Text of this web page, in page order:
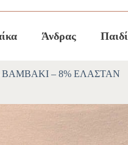
Άνδρας Παιδί
ΒΑΜΒΑΚΙ – 8% ΕΛΑΣΤΑΝ